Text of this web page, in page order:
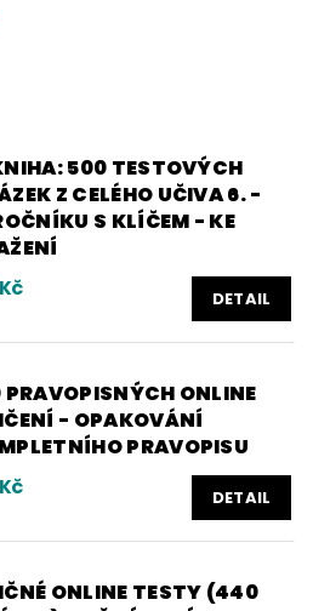
500 TESTOVÝCH
Z CELÉHO UČIVA 6. -
S KLÍČEM - KE
DETAIL
PRAVOPISNÝCH ONLINE
- OPAKOVÁNÍ
PRAVOPISU
DETAIL
ONLINE TESTY (440